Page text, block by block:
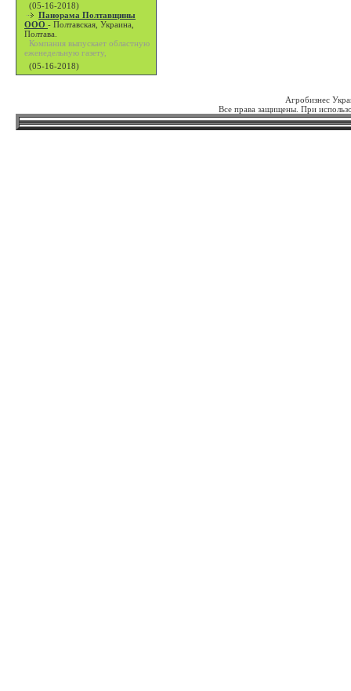
(05-16-2018)
Панорама Полтавщины
ООО - Полтавская, Украина,
Полтава.
Компания выпускает областную
еженедельную газету,
(05-16-2018)
Агробизнес
Все права защищены. При